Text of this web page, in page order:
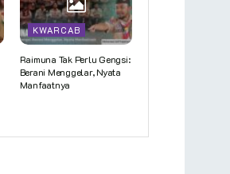
KWARCAB
Raimuna Tak Perlu Gengsi:
Berani Menggelar, Nyata
Manfaatnya